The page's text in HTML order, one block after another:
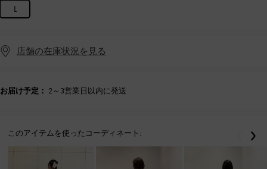
L
店舗の在庫状況を見る
お届け予定： 2～3営業日以内に発送
このアイテムを使ったコーディネート: 戻る